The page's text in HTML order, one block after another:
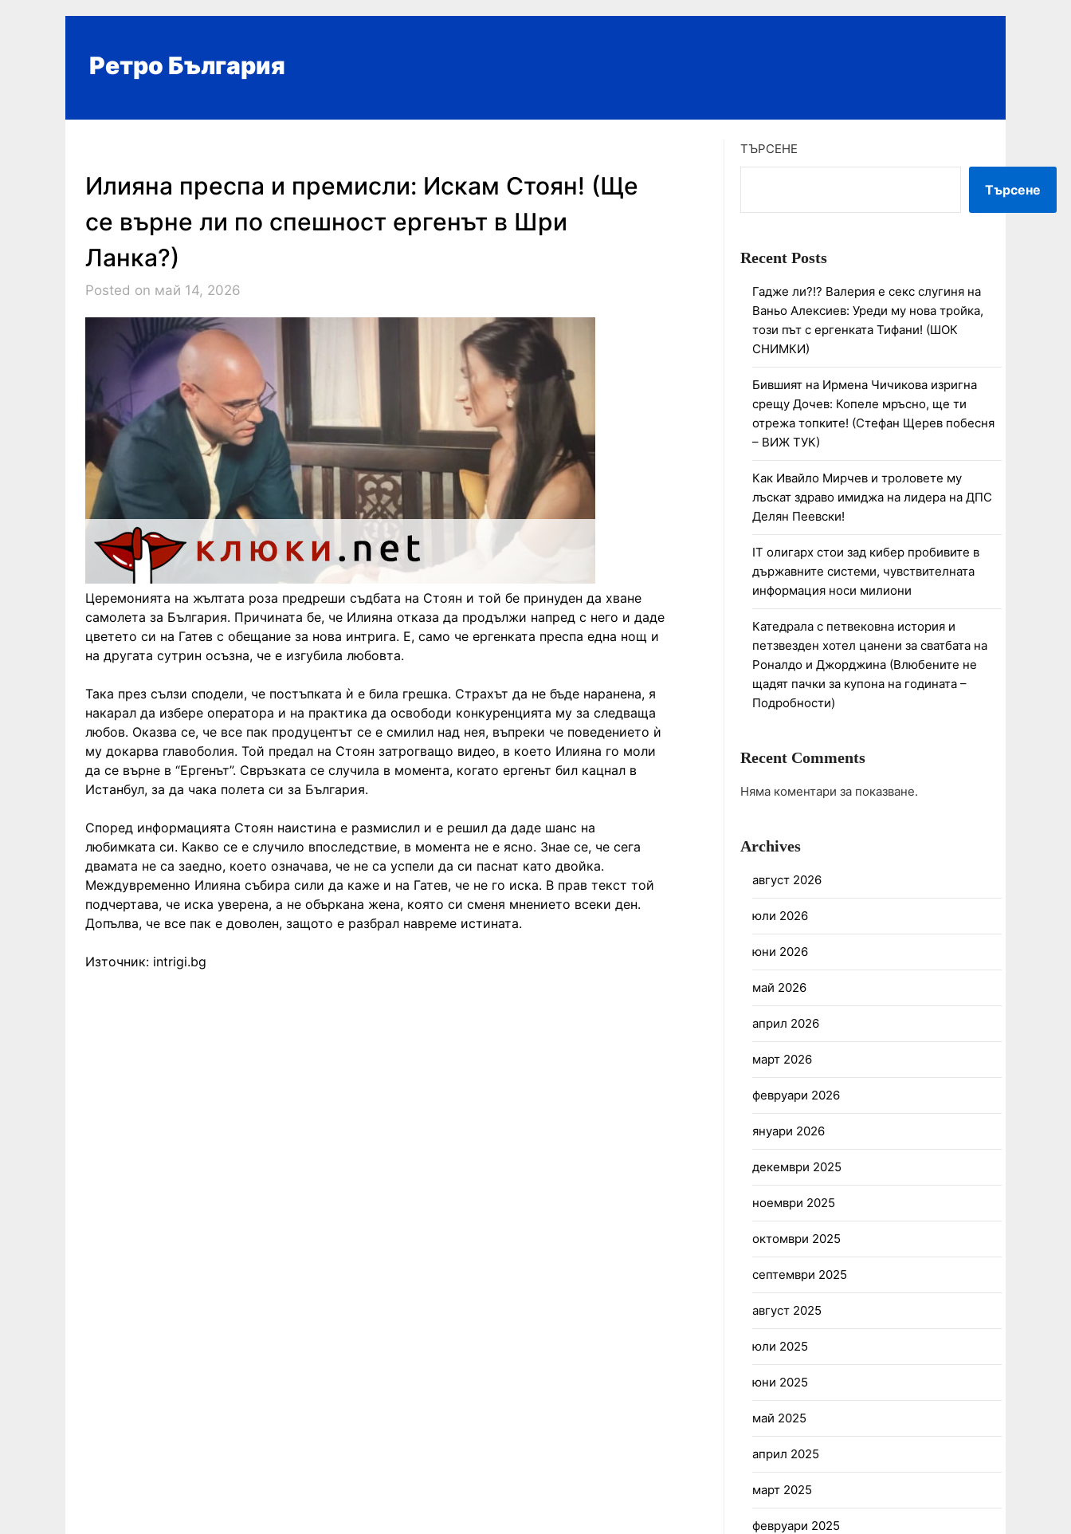
Ретро България
Илияна преспа и премисли: Искам Стоян! (Ще
се върне ли по спешност ергенът в Шри
Ланка?)
Posted on май 14, 2026
Церемонията на жълтата роза предреши съдбата на Стоян и той бе принуден да хване
самолета за България. Причината бе, че Илияна отказа да продължи напред с него и даде
цветето си на Гатев с обещание за нова интрига. Е, само че ергенката преспа една нощ и
на другата сутрин осъзна, че е изгубила любовта.
Така през сълзи сподели, че постъпката ѝ е била грешка. Страхът да не бъде наранена, я
накарал да избере оператора и на практика да освободи конкуренцията му за следваща
любов. Оказва се, че все пак продуцентът се е смилил над нея, въпреки че поведението ѝ
му докарва главоболия. Той предал на Стоян затрогващо видео, в което Илияна го моли
да се върне в “Ергенът”. Свръзката се случила в момента, когато ергенът бил кацнал в
Истанбул, за да чака полета си за България.
Според информацията Стоян наистина е размислил и е решил да даде шанс на
любимката си. Какво се е случило впоследствие, в момента не е ясно. Знае се, че сега
двамата не са заедно, което означава, че не са успели да си паснат като двойка.
Междувременно Илияна събира сили да каже и на Гатев, че не го иска. В прав текст той
подчертава, че иска уверена, а не объркана жена, която си сменя мнението всеки ден.
Допълва, че все пак е доволен, защото е разбрал навреме истината.
Източник: intrigi.bg
ТЪРСЕНЕ
Търсене
Recent Posts
Гадже ли?!? Валерия е секс слугиня на
Ваньо Алексиев: Уреди му нова тройка,
този път с ергенката Тифани! (ШОК
СНИМКИ)
Бившият на Ирмена Чичикова изригна
срещу Дочев: Копеле мръсно, ще ти
отрежа топките! (Стефан Щерев побесня
– ВИЖ ТУК)
Как Ивайло Мирчев и троловете му
лъскат здраво имиджа на лидера на ДПС
Делян Пеевски!
IT олигарх стои зад кибер пробивите в
държавните системи, чувствителната
информация носи милиони
Катедрала с петвековна история и
петзвезден хотел цанени за сватбата на
Роналдо и Джорджина (Влюбените не
щадят пачки за купона на годината –
Подробности)
Recent Comments
Няма коментари за показване.
Archives
август 2026
юли 2026
юни 2026
май 2026
април 2026
март 2026
февруари 2026
януари 2026
декември 2025
ноември 2025
октомври 2025
септември 2025
август 2025
юли 2025
юни 2025
май 2025
април 2025
март 2025
февруари 2025